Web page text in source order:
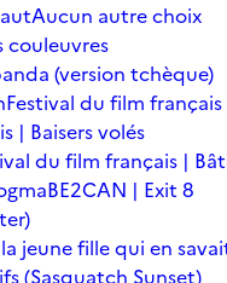
Aucun autre choix
couleuvres
(version tchèque)
Festival du film français
| Baisers volés
du film français |
BE2CAN | Exit 8
jeune fille qui en
(Sasquatch Sunset)